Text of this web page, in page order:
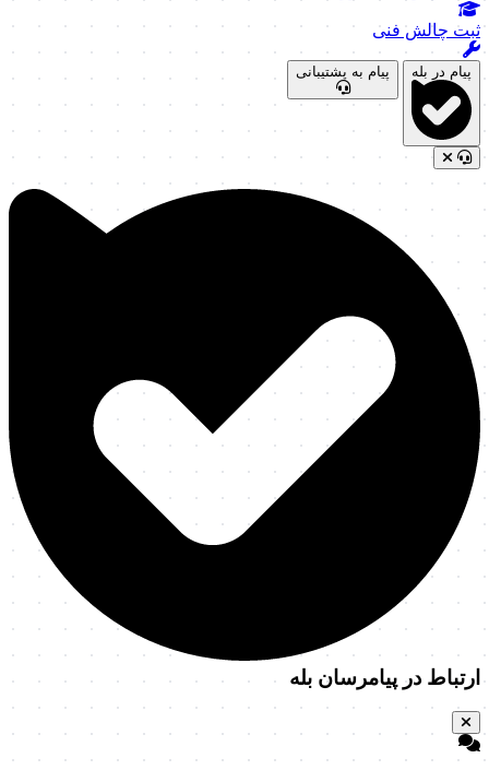
ثبت چالش فنی
پیام در بله پیام به پشتیبانی
ارتباط در پیامرسان بله